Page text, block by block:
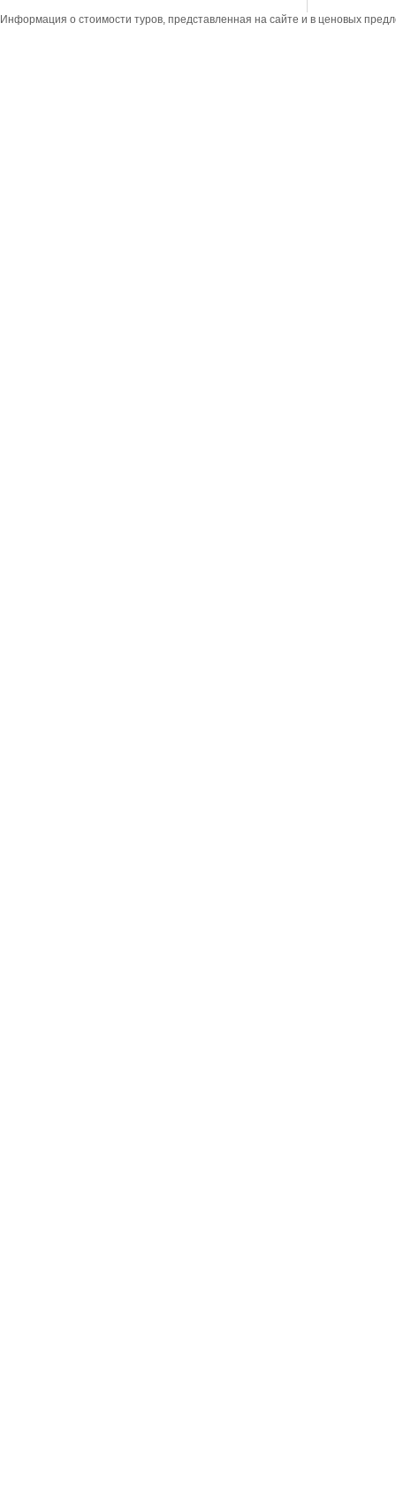
Информация о стоимости туров, представленная на сайте и в ценовых